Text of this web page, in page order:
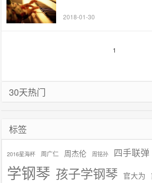
2018-01-30
航
1
30天热门
标签
2016星海杯 周广仁 周杰伦 周铭孙 四手联弹
学钢琴 孩子学钢琴 官大为